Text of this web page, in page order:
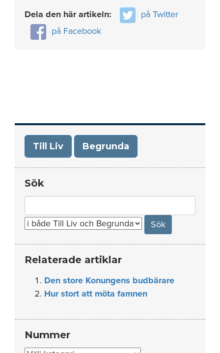
Dela den här artikeln:
på Twitter
på Facebook
Till Liv Begrunda
Sök
for:
Relaterade artiklar
Den store Konungens budbärare
Hur stort att möta famnen
Nummer